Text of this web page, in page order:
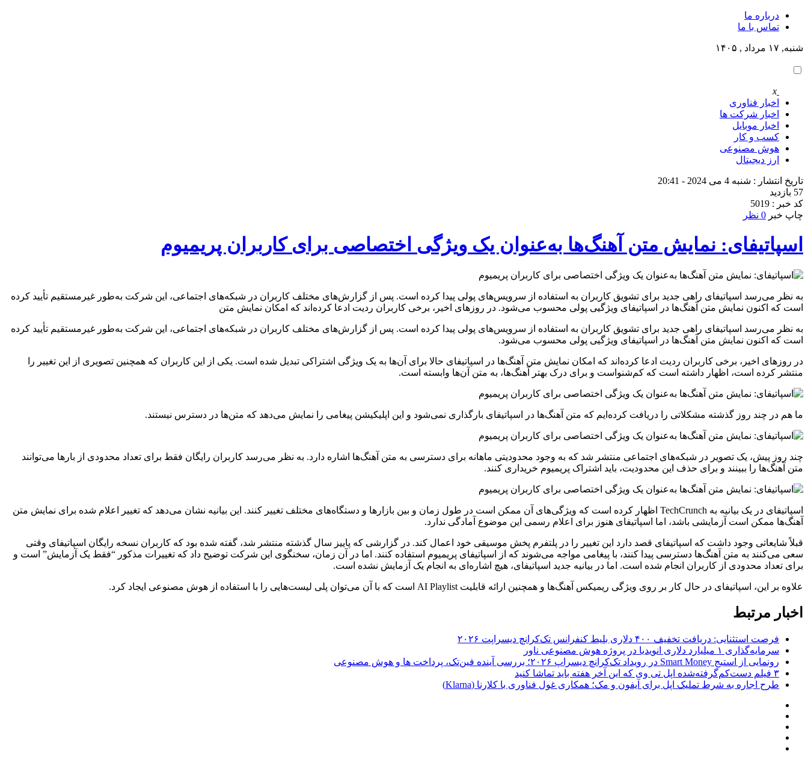
درباره ما
تماس با ما
شنبه, ۱۷ مرداد , ۱۴۰۵
x
اخبار فناوری
اخبار شرکت ها
اخبار موبایل
کسب و کار
هوش مصنوعی
ارز دیجیتال
تاریخ انتشار : شنبه 4 می 2024 - 20:41
57 بازدید
کد خبر : 5019
چاپ خبر 0 نظر
اسپاتیفای: نمایش متن آهنگ‌ها به‌عنوان یک ویژگی اختصاصی برای کاربران پریمیوم
به نظر می‌رسد اسپاتیفای راهی جدید برای تشویق کاربران به استفاده از سرویس‌های پولی پیدا کرده است. پس از گزارش‌های مختلف کاربران در شبکه‌های اجتماعی، این شرکت به‌طور غیرمستقیم تأیید کرده
است که اکنون نمایش متن آهنگ‌ها در اسپاتیفای ویژگیی پولی محسوب می‌شود. در روزهای اخیر، برخی کاربران ردیت ادعا کرده‌اند که امکان نمایش متن
به نظر می‌رسد اسپاتیفای راهی جدید برای تشویق کاربران به استفاده از سرویس‌های پولی پیدا کرده است. پس از گزارش‌های مختلف کاربران در شبکه‌های اجتماعی، این شرکت به‌طور غیرمستقیم تأیید کرده
است که اکنون نمایش متن آهنگ‌ها در اسپاتیفای ویژگیی پولی محسوب می‌شود.
در روزهای اخیر، برخی کاربران ردیت ادعا کرده‌اند که امکان نمایش متن آهنگ‌ها در اسپاتیفای حالا برای آن‌ها به یک ویژگی اشتراکی تبدیل شده است. یکی از این کاربران که همچنین تصویری از این تغییر را
منتشر کرده است، اظهار داشته است که کم‌شنواست و برای درک بهتر آهنگ‌ها، به متن آن‌ها وابسته است.
ما هم در چند روز گذشته مشکلاتی را دریافت کرده‌ایم که متن آهنگ‌ها در اسپاتیفای بارگذاری نمی‌شود و این اپلیکیشن پیغامی را نمایش می‌دهد که متن‌ها در دسترس نیستند.
چند روز پیش، یک تصویر در شبکه‌های اجتماعی منتشر شد که به وجود محدودیتی ماهانه برای دسترسی به متن آهنگ‌ها اشاره دارد. به نظر می‌رسد کاربران رایگان فقط برای تعداد محدودی از بارها می‌توانند
متن آهنگ‌ها را ببینند و برای حذف این محدودیت، باید اشتراک پریمیوم خریداری کنند.
اسپاتیفای در یک بیانیه به TechCrunch اظهار کرده است که ویژگی‌های آن ممکن است در طول زمان و بین بازارها و دستگاه‌های مختلف تغییر کنند. این بیانیه نشان می‌دهد که تغییر اعلام شده برای نمایش متن
آهنگ‌ها ممکن است آزمایشی باشد، اما اسپاتیفای هنوز برای اعلام رسمی این موضوع آمادگی ندارد.
قبلاً شایعاتی وجود داشت که اسپاتیفای قصد دارد این تغییر را در پلتفرم پخش موسیقی خود اعمال کند. در گزارشی که پاییز سال گذشته منتشر شد، گفته شده بود که کاربران نسخه رایگان اسپاتیفای وقتی
سعی می‌کنند به متن آهنگ‌ها دسترسی پیدا کنند، با پیغامی مواجه می‌شوند که از اسپاتیفای پریمیوم استفاده کنند. اما در آن زمان، سخنگوی این شرکت توضیح داد که تغییرات مذکور “فقط یک آزمایش” است و
برای تعداد محدودی از کاربران انجام شده است. اما در بیانیه جدید اسپاتیفای، هیچ اشاره‌ای به انجام یک آزمایش نشده است.
علاوه بر این، اسپاتیفای در حال کار بر روی ویژگی ریمیکس آهنگ‌ها و همچنین ارائه قابلیت AI Playlist است که با آن می‌توان پلی لیست‌هایی را با استفاده از هوش مصنوعی ایجاد کرد.
اخبار مرتبط
فرصت استثنایی: دریافت تخفیف ۴۰۰ دلاری بلیط کنفرانس تک‌کرانچ دیسراپت ۲۰۲۶
سرمایه‌گذاری ۱ میلیارد دلاری انویدیا در پروژه هوش مصنوعی ناور
رونمایی از استیج Smart Money در رویداد تک‌کرانچ دیسراپ ۲۰۲۶؛ بررسی آینده فین‌تک، پرداخت‌ ها و هوش مصنوعی
۳ فیلم دست‌کم‌گرفته‌شده اپل تی وی که این آخر هفته باید تماشا کنید
طرح اجاره به شرط تملیک اپل برای آیفون و مک؛ همکاری غول فناوری با کلارنا (Klarna)